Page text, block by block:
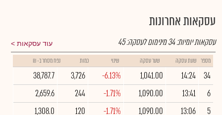
עסקאות אחרונות
עוד עסקאות עסקאות יומיות:34מינימום לעסקה:45
מספר שעת עסקה שער עסקה שינוי כמות נפח מסחר ב- ₪
34
14:24
1,041.00
-6.13%
3,726
38,787.7
6
13:41
1,090.00
-1.71%
244
2,659.6
5
13:06
1,090.00
-1.71%
120
1,308.0